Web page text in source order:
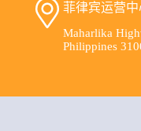
菲律宾运营中
Maharlika
Philippines